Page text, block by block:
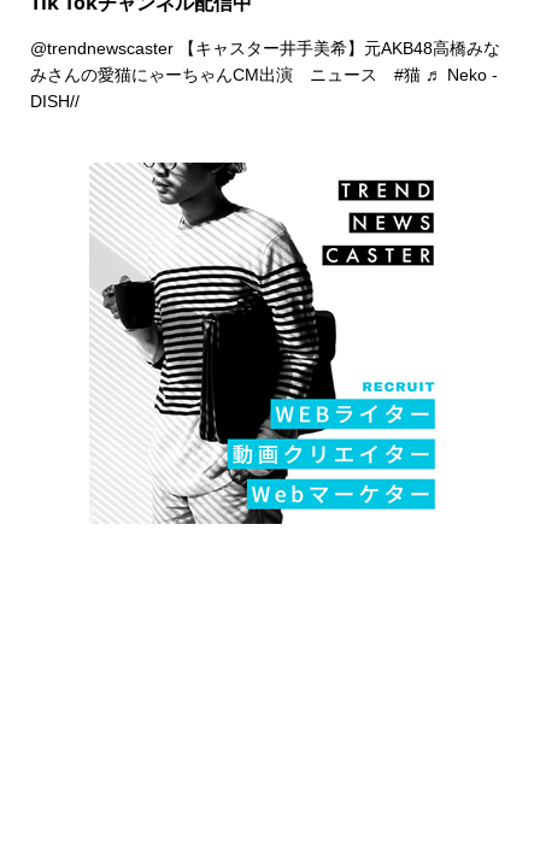
@trendnewscaster【キャスター井手美希】元AKB48高橋みな
みさんの愛猫にゃーちゃんCM出演 ニュース #猫 ♬ Neko -
DISH//